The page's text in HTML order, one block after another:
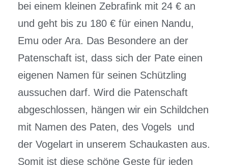
bei einem kleinen Zebrafink mit 24 € an
und geht bis zu 180 € für einen Nandu,
Emu oder Ara. Das Besondere an der
Patenschaft ist, dass sich der Pate einen
eigenen Namen für seinen Schützling
aussuchen darf. Wird die Patenschaft
abgeschlossen, hängen wir ein Schildchen
mit Namen des Paten, des Vogels und
der Vogelart in unserem Schaukasten aus.
Somit ist diese schöne Geste für jeden